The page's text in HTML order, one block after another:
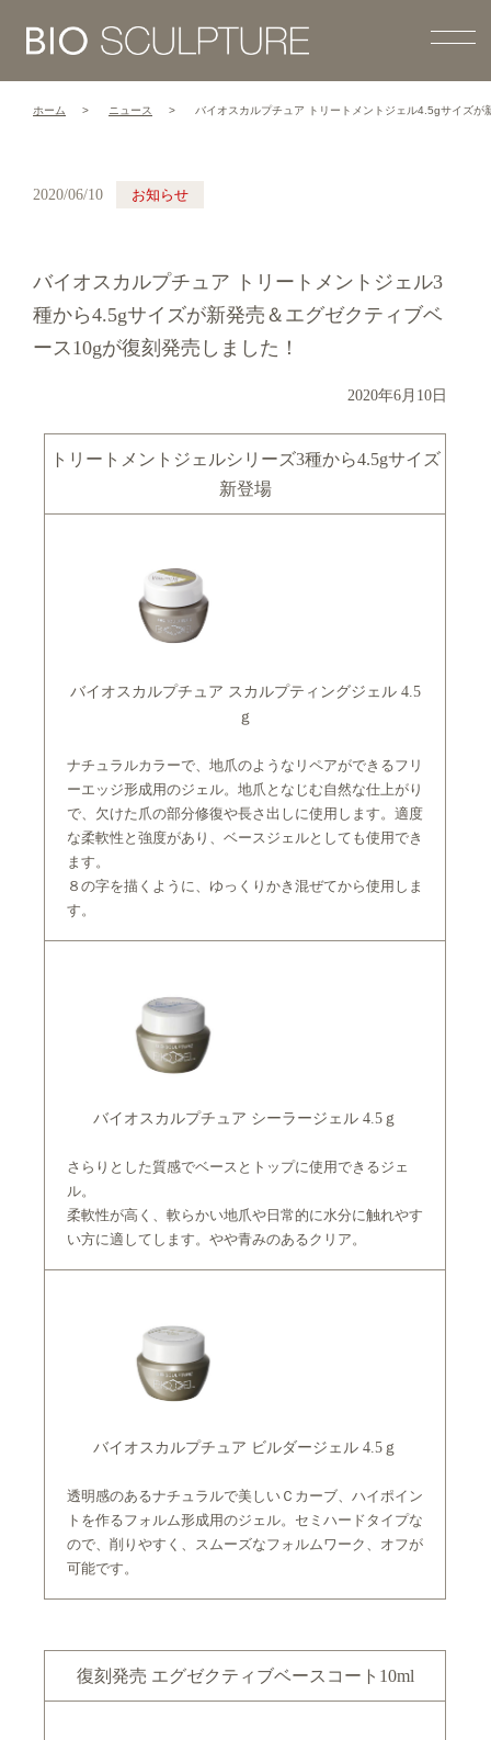
ホーム ニュース バイオスカルプチュア トリートメントジェル4.5gサイズ
2020/06/10 お知らせ
バイオスカルプチュア トリートメントジェル3
種から4.5gサイズが新発売＆エグゼクティブベ
ース10gが復刻発売しました！
2020年6月10日
トリートメントジェルシリーズ3種から4.5gサイズ
新登場
バイオスカルプチュア スカルプティングジェル 4.5
ｇ
ナチュラルカラーで、地爪のようなリペアができるフリ
ーエッジ形成用のジェル。地爪となじむ自然な仕上がり
で、欠けた爪の部分修復や長さ出しに使用します。適度
な柔軟性と強度があり、ベースジェルとしても使用でき
ます。
８の字を描くように、ゆっくりかき混ぜてから使用しま
す。
バイオスカルプチュア シーラージェル 4.5ｇ
さらりとした質感でベースとトップに使用できるジェ
ル。
柔軟性が高く、軟らかい地爪や日常的に水分に触れやす
い方に適してします。やや青みのあるクリア。
バイオスカルプチュア ビルダージェル 4.5ｇ
透明感のあるナチュラルで美しいＣカーブ、ハイポイン
トを作るフォルム形成用のジェル。セミハードタイプな
ので、削りやすく、スムーズなフォルムワーク、オフが
可能です。
復刻発売 エグゼクティブベースコート10ml